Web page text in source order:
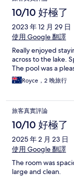
10/10 好極了
2023 年 12 月 29 日
使用 Google 翻譯
Really enjoyed
across to the lake.
The pool was a
Royce，2 晚旅行
旅客真實評論
10/10 好極了
2025 年 2 月 23 日
使用 Google 翻譯
The room was
large and clean.